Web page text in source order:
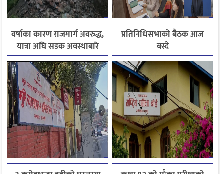
वर्षाका कारण राजमार्ग अवरुद्ध,
यात्रा अघि सडक अवस्थाबारे
जानकारी लिन आग्रह
प्रतिनिधिसभाको बैठक आज
बस्दै